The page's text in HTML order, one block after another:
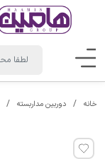
خانه دوربین مداربسته